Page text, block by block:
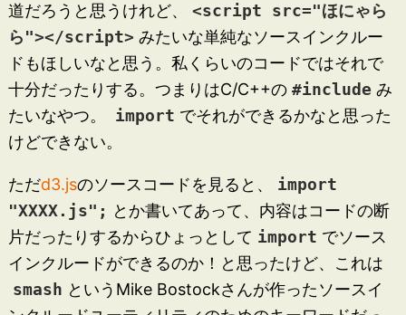
道だろうと思うけれど、
<script src="ほにゃら
ら"></script> みたいな単純なソースインクルー
ドもほしいなと思う。私くらいのコードではそれで
十分だったりする。つまりはC/C++の #include み
たいなやつ。
import でそれができるかなと思った
けどできない。
ただd3.jsのソースコードを見ると、
import
"XXXX.js"; とか書いてあって、内容はコードの断
片だったりするからひょっとして import でソース
インクルードができるのか！と思ったけど、これは
smash というMike Bostockさんが作ったソースイ